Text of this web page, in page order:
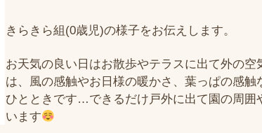
きらきら組(0歳児)の様子をお伝えします。
お天気の良い日はお散歩やテラスに出て外の
は、風の感触やお日様の暖かさ、葉っぱの感
ひとときです…できるだけ戸外に出て園の周
います